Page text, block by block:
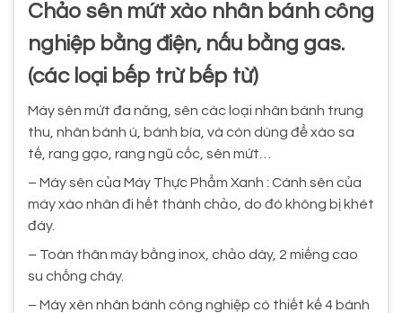
Chảo sên mứt xào nhân bánh công
nghiệp bằng điện, nấu bằng gas.
(các loại bếp trừ bếp từ)
Máy sên mứt đa năng, sên các loại nhân bánh trung
thu, nhân bánh ú, bánh bía, và còn dùng để xào sa
tế, rang gạo, rang ngũ cốc, sên mứt…
– Máy sên của Máy Thực Phẩm Xanh : Cánh sên của
máy xào nhân đi hết thành chảo, do đó không bị khét
đáy.
– Toàn thân máy bằng inox, chảo dày, 2 miếng cao
su chống cháy.
– Máy xên nhân bánh công nghiệp có thiết kế 4 bánh